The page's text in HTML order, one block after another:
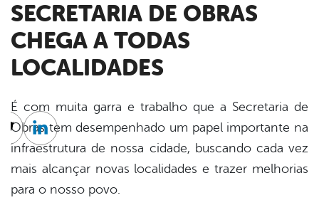
SECRETARIA DE OBRAS
CHEGA A TODAS
LOCALIDADES
É com muita garra e trabalho que a Secretaria de
Obras tem desempenhado um papel importante na
infraestrutura de nossa cidade, buscando cada vez
mais alcançar novas localidades e trazer melhorias
para o nosso povo.
TwitterLinkedin